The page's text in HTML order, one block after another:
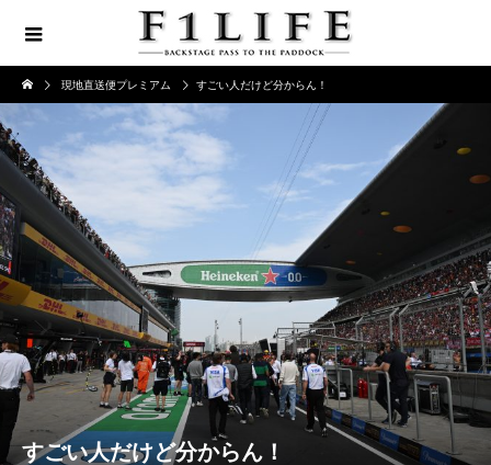
現地直送便プレミアム すごい人だけど分からん！
すごい人だけど分からん！